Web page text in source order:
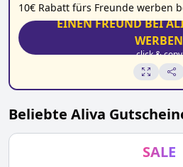
10€ Rabatt fürs Freunde werben
EINEN FREUND BEI
WERBEN
click & copy
Beliebte Aliva
SALE